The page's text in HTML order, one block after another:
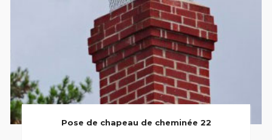
Pose de chapeau de cheminée 22